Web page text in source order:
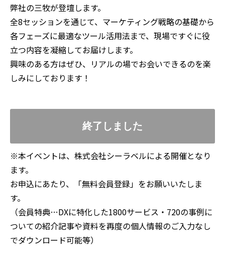
弊社の三牧が登壇します。
​​​​​​全8セッションを通じて、マーケティング戦略の基礎から
各フェーズに最適なツール活用法まで、現場ですぐに役
立つ内容を凝縮してお届けします。
興味のある方はぜひ、リアルの場でお会いできるのを楽
しみにしております！
終了しました
※本イベントは、株式会社シーラベルによる開催となり
ます。
お申込にあたり、「無料会員登録」をお願いいたしま
す。
（会員特典…DXに特化した1800サービス・720の事例に
ついての紹介記事や資料を再度の個人情報のご入力なし
でダウンロード可能等）​​​​